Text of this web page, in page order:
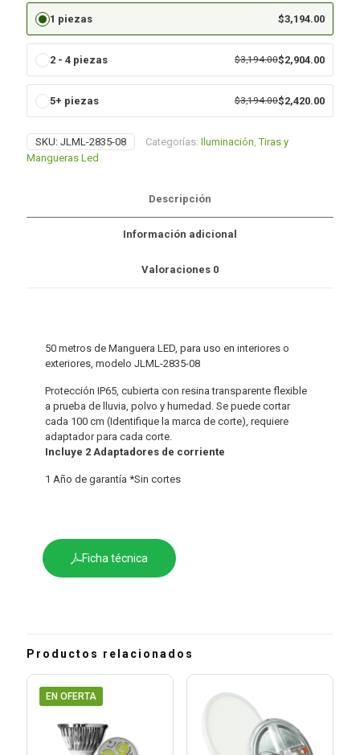
1 piezas $3,194.00
2 - 4 piezas $3,194.00$2,904.00
5+ piezas $3,194.00$2,420.00
SKU: JLML-2835-08 Categorías: Iluminación,Tiras y
Mangueras Led
Descripción
Información adicional
Valoraciones 0
50 metros de Manguera LED, para uso en interiores o
exteriores, modelo JLML-2835-08
Protección IP65, cubierta con resina transparente flexible
a prueba de lluvia, polvo y humedad. Se puede cortar
cada 100 cm (Identifique la marca de corte), requiere
adaptador para cada corte.
Incluye 2 Adaptadores de corriente
1 Año de garantía *Sin cortes
Ficha técnica
Productos relacionados
EN OFERTA